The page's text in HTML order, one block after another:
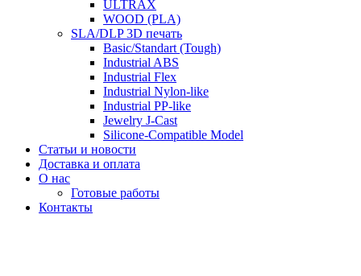
ULTRAX
WOOD (PLA)
SLA/DLP 3D печать
Basic/Standart (Tough)
Industrial ABS
Industrial Flex
Industrial Nylon-like
Industrial PP-like
Jewelry J-Cast
Silicone-Compatible Model
Статьи и новости
Доставка и оплата
О нас
Готовые работы
Контакты